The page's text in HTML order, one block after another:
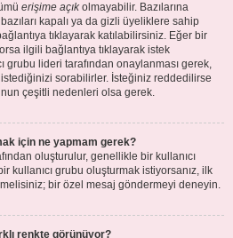
erişime açıkolmayabilir. Bazılarına
kapalı ya da gizli üyeliklere sahip
tıklayarak katılabilirsiniz. Eğer bir
ilgili bağlantıya tıklayarak istek
grubu lideri tarafından onaylanması gerek,
sorabilirler. İsteğiniz reddedilirse
çeşitli nedenleri olsa gerek.
için ne yapmam gerek?
oluşturulur, genellikle bir kullanıcı
kullanıcı grubu oluşturmak istiyorsanız, ilk
bir özel mesaj göndermeyi deneyin.
renkte görünüyor?